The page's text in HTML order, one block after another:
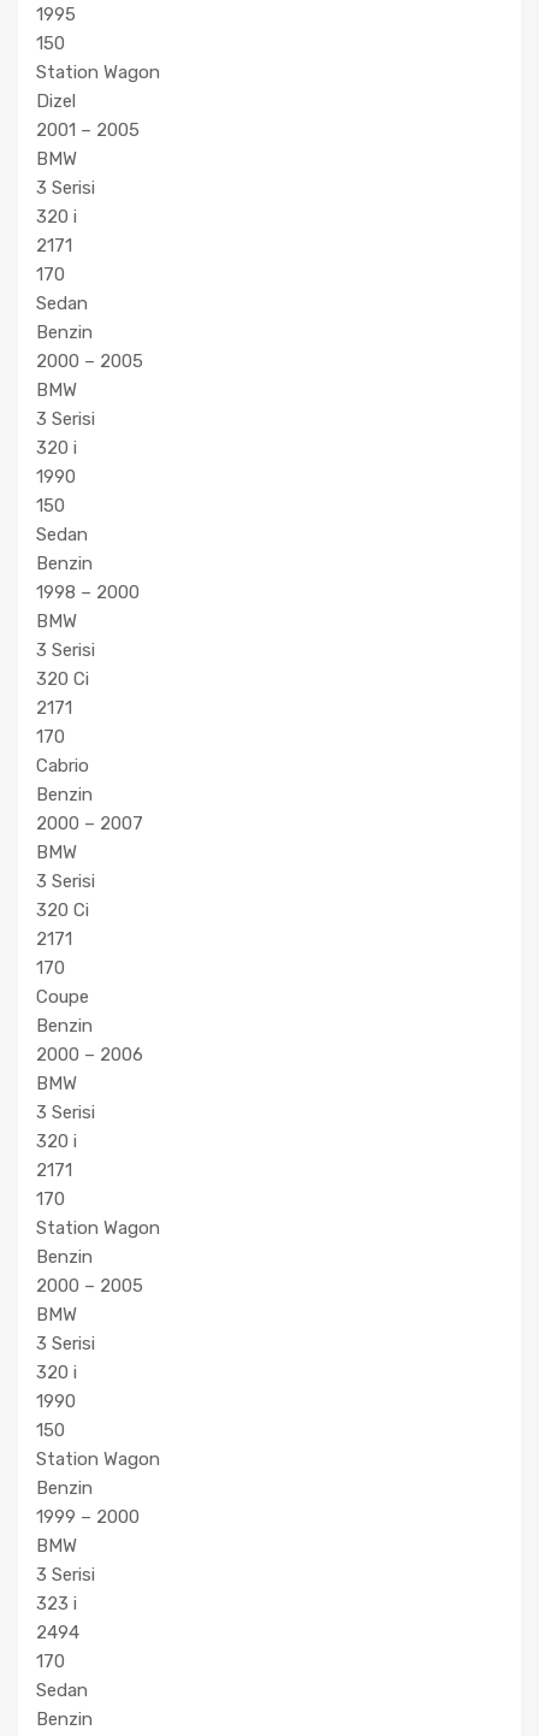
1995
150
Station Wagon
Dizel
2001 – 2005
BMW
3 Serisi
320 i
2171
170
Sedan
Benzin
2000 – 2005
BMW
3 Serisi
320 i
1990
150
Sedan
Benzin
1998 – 2000
BMW
3 Serisi
320 Ci
2171
170
Cabrio
Benzin
2000 – 2007
BMW
3 Serisi
320 Ci
2171
170
Coupe
Benzin
2000 – 2006
BMW
3 Serisi
320 i
2171
170
Station Wagon
Benzin
2000 – 2005
BMW
3 Serisi
320 i
1990
150
Station Wagon
Benzin
1999 – 2000
BMW
3 Serisi
323 i
2494
170
Sedan
Benzin